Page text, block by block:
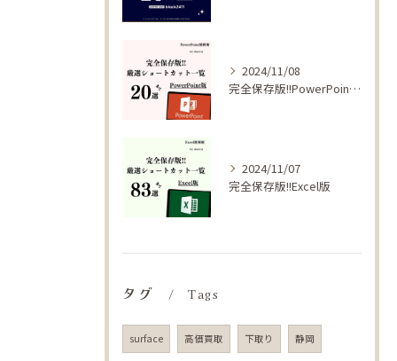
2024/11/08
完全保存版!!PowerPoint版
2024/11/07
完全保存版!!Excel版
タグ Tags
surface 高価買取 下取り 静岡